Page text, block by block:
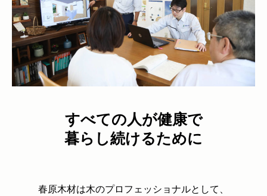
すべての人が健康で
暮らし続けるために
春原木材は木のプロフェッショナルとして、